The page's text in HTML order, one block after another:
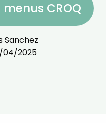
menus CROQ
Sanchez
04/2025